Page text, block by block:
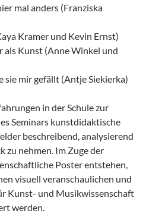
mal anders (Franziska
Kramer und Kevin Ernst)
als Kunst (Anne Winkel und
sie mir gefällt (Antje Siekierka)
in der Schule zur
Seminars kunstdidaktische
beschreibend, analysierend
zu nehmen. Im Zuge der
Poster entstehen,
visuell veranschaulichen und
Kunst- und Musikwissenschaft
werden.